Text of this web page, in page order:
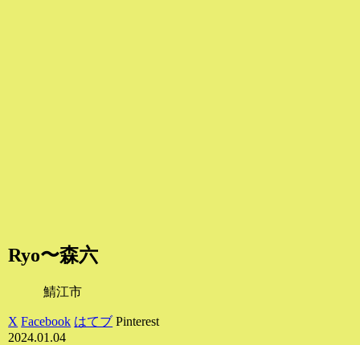
Ryo〜森六
鯖江市
X Facebook はてブ Pinterest
2024.01.04